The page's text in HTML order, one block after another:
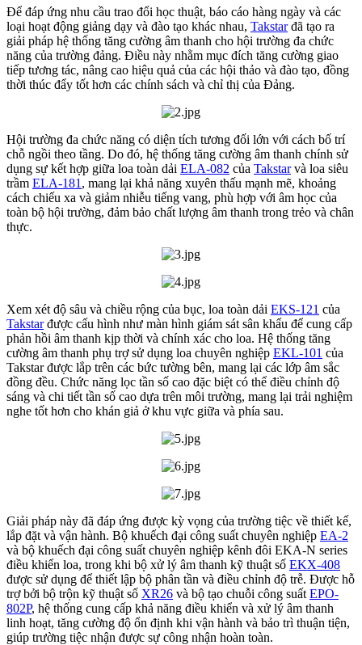
Để đáp ứng nhu cầu trao đổi học thuật, báo cáo hàng ngày và các
loại hoạt động giảng dạy và đào tạo khác nhau, Takstarđã tạo ra
giải pháp hệ thống tăng cường âm thanh cho hội trường đa chức
năng của trường đảng. Điều này nhằm mục đích tăng cường giao
tiếp tương tác, nâng cao hiệu quả của các hội thảo và đào tạo, đồng
thời thúc đẩy tốt hơn các chính sách và chỉ thị của Đảng.
Hội trường đa chức năng có diện tích tương đối lớn với cách bố trí
chỗ ngồi theo tầng. Do đó, hệ thống tăng cường âm thanh chính sử
dụng sự kết hợp giữa loa toàn dải ELA-082 của Takstarvà loa siêu
trầm ELA-181 , mang lại khả năng xuyên thấu mạnh mẽ, khoảng
cách chiếu xa và giảm nhiễu tiếng vang, phù hợp với âm học của
toàn bộ hội trường, đảm bảo chất lượng âm thanh trong trẻo và chân
thực.
Xem xét độ sâu và chiều rộng của bục, loa toàn dải EKS-121 của
Takstarđược cấu hình như màn hình giám sát sân khấu để cung cấp
phản hồi âm thanh kịp thời và chính xác cho loa. Hệ thống tăng
cường âm thanh phụ trợ sử dụng loa chuyên nghiệp EKL-101 của
Takstar được lắp trên các bức tường bên, mang lại các lớp âm sắc
đồng đều. Chức năng lọc tần số cao đặc biệt có thể điều chỉnh độ
sáng và chi tiết tần số cao dựa trên môi trường, mang lại trải nghiệm
nghe tốt hơn cho khán giả ở khu vực giữa và phía sau.
Giải pháp này đã đáp ứng được kỳ vọng của trường tiệc về thiết kế,
lắp đặt và vận hành. Bộ khuếch đại công suất chuyên nghiệp EA-2
và bộ khuếch đại công suất chuyên nghiệp kênh đôi EKA-N series
điều khiển loa, trong khi bộ xử lý âm thanh kỹ thuật số EKX-408
được sử dụng để thiết lập bộ phân tần và điều chỉnh độ trễ. Được hỗ
trợ bởi bộ trộn kỹ thuật số XR26 và bộ tạo chuỗi công suất EPO-
802P, hệ thống cung cấp khả năng điều khiển và xử lý âm thanh
linh hoạt, tăng cường độ ổn định khi vận hành và bảo trì thuận tiện,
giúp trường tiệc nhận được sự công nhận hoàn toàn.